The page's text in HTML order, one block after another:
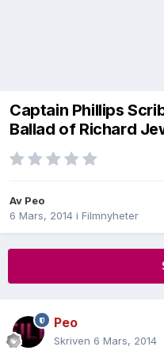
Captain Phillips
Ballad of Richard
Av Peo
6 Mars, 2014 i Filmnyheter
Peo
Skriven 6 Mars, 2014